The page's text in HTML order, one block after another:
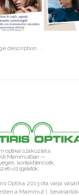
description ...
optikai szaküzlet a
Mammutban —
kontaktlencsék,
vizsgálatok.
Optika 2013 óta várja
a Mammut I.